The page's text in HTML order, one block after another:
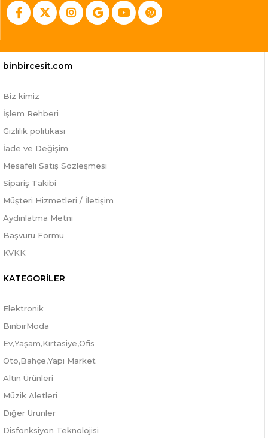
binbircesit.com
Biz kimiz
İşlem Rehberi
Gizlilik politikası
İade ve Değişim
Mesafeli Satış Sözleşmesi
Sipariş Takibi
Müşteri Hizmetleri / İletişim
Aydınlatma Metni
Başvuru Formu
KVKK
KATEGORİLER
Elektronik
BinbirModa
Ev,Yaşam,Kırtasiye,Ofis
Oto,Bahçe,Yapı Market
Altın Ürünleri
Müzik Aletleri
Diğer Ürünler
Disfonksiyon Teknolojisi